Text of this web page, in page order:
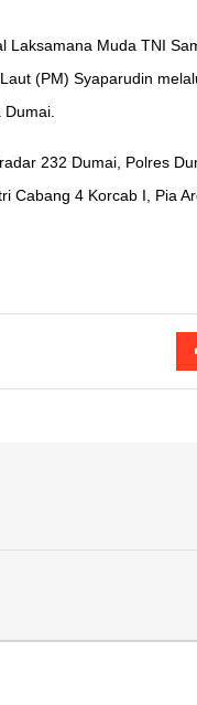
Muda TNI
(PM) Syaparudin
232 Dumai, Polres
Cabang 4 Korcab I, Pia